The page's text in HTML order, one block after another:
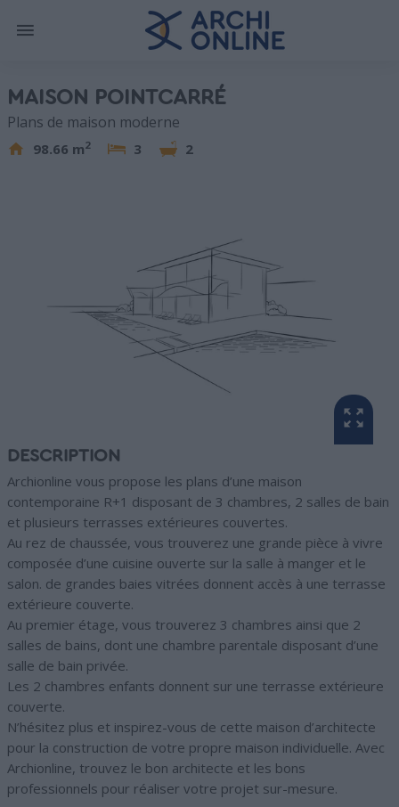
MAISON POINTCARRÉ
Plans de maison moderne
98.66 m2 3 2
DESCRIPTION
Archionline vous propose les plans d’une maison
contemporaine R+1 disposant de 3 chambres, 2 salles de bain
et plusieurs terrasses extérieures couvertes.
Au rez de chaussée, vous trouverez une grande pièce à vivre
composée d’une cuisine ouverte sur la salle à manger et le
salon. de grandes baies vitrées donnent accès à une terrasse
extérieure couverte.
Au premier étage, vous trouverez 3 chambres ainsi que 2
salles de bains, dont une chambre parentale disposant d’une
salle de bain privée.
Les 2 chambres enfants donnent sur une terrasse extérieure
couverte.
N’hésitez plus et inspirez-vous de cette maison d’architecte
pour la construction de votre propre maison individuelle. Avec
Archionline, trouvez le bon architecte et les bons
professionnels pour réaliser votre projet sur-mesure.